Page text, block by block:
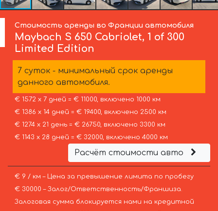
Стоимость аренды во Франции автомобиля
Maybach S 650 Cabriolet, 1 of 300
Limited Edition
7 суток - минимальный срок аренды
данного автомобиля.
€ 1572 х 7 дней = € 11000, включено 1000 км
€ 1386 х 14 дней = € 19400, включено 2500 км
€ 1274 х 21 день = € 26750, включено 3300 км
€ 1143 х 28 дней = € 32000, включено 4000 км
Расчёт стоимости авто
€ 9 / км – Цена за превышение лимита по пробегу
€ 30000 – Залог/Ответственность/Франшиза.
Залоговая сумма блокируется нами на кредитной